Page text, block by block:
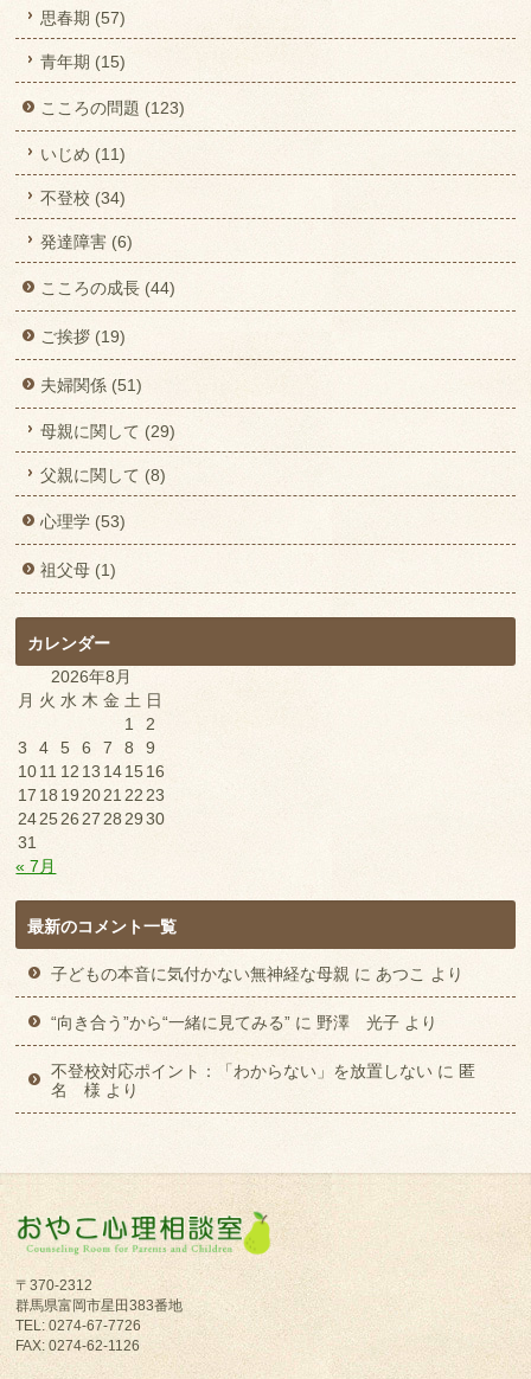
思春期 (57)
青年期 (15)
こころの問題 (123)
いじめ (11)
不登校 (34)
発達障害 (6)
こころの成長 (44)
ご挨拶 (19)
夫婦関係 (51)
母親に関して (29)
父親に関して (8)
心理学 (53)
祖父母 (1)
カレンダー
2026年8月
月 火 水 木 金 土 日
1
2
3
4 5 6 7 8
9
1011 12 13 1415 16
17 1819 2021 22 23
242526 27 28 29 30
31
« 7月
最新のコメント一覧
子どもの本音に気付かない無神経な母親 に あつこ より
“向き合う”から“一緒に見てみる” に 野澤 光子 より
不登校対応ポイント：「わからない」を放置しない に 匿
名 様 より
〒370-2312
群馬県富岡市星田383番地
TEL: 0274-67-7726
FAX: 0274-62-1126